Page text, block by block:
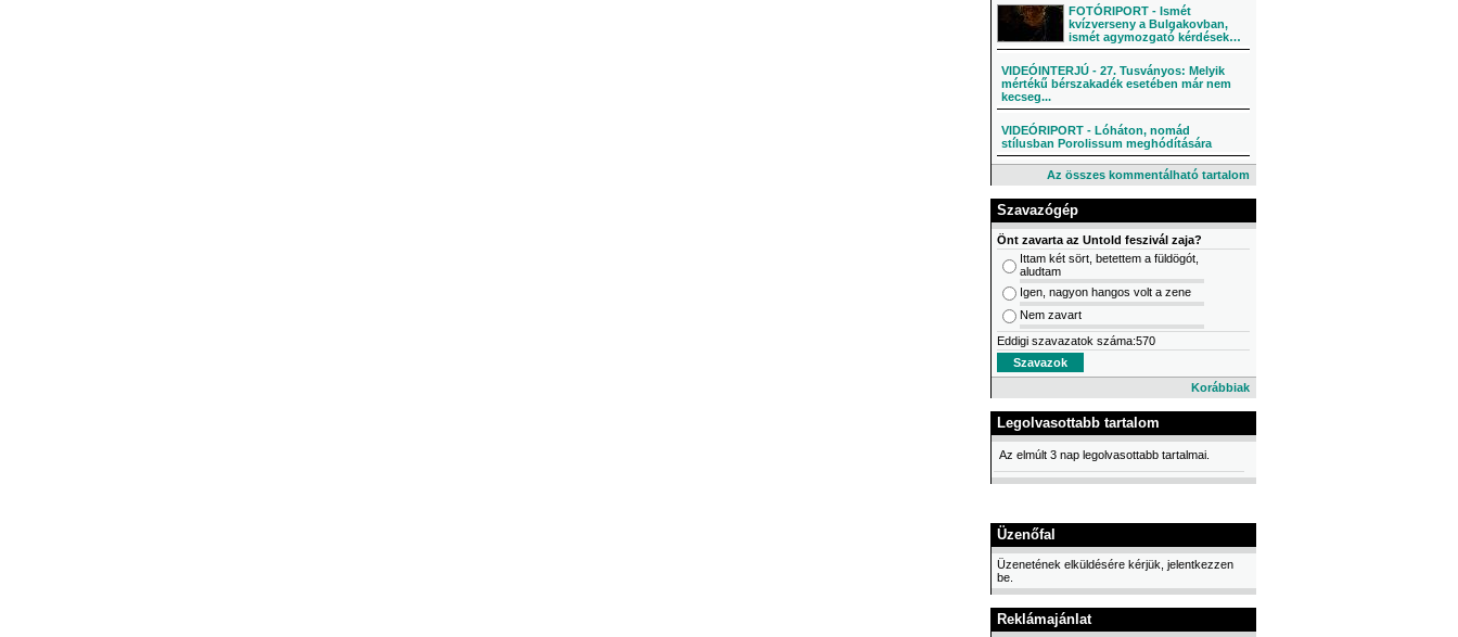
FOTÓRIPORT - Ismét
kvízverseny a Bulgakovban,
ismét agymozgató kérdések…
VIDEÓINTERJÚ - 27. Tusványos: Melyik
mértékű bérszakadék esetében már nem
kecseg...
VIDEÓRIPORT - Lóháton, nomád
stílusban Porolissum meghódítására
Az összes kommentálható tartalom
Szavazógép
Önt zavarta az Untold feszivál zaja?
Ittam két sört, betettem a füldögót,
aludtam
Igen, nagyon hangos volt a zene
Nem zavart
Eddigi szavazatok száma:570
Korábbiak
Legolvasottabb tartalom
Az elmúlt 3 nap legolvasottabb tartalmai.
Üzenőfal
Üzenetének elküldésére kérjük, jelentkezzen
be.
Reklámajánlat